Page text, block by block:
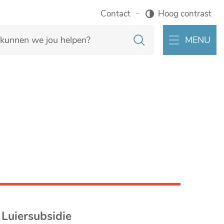
Contact Hoog contrast
MENU
Zoeken
Luiersubsidie